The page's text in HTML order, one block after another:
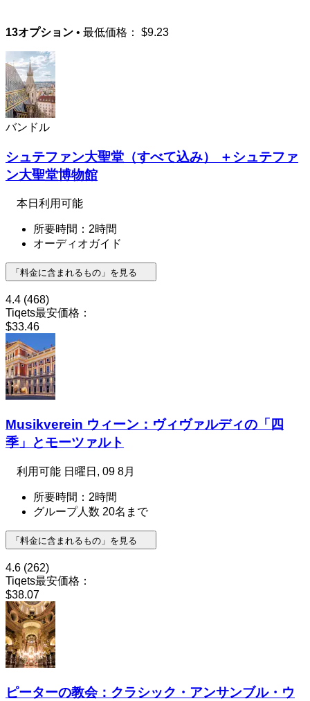
13オプション • 最低価格： $9.23
バンドル
シュテファン大聖堂（すべて込み） ＋シュテファ
ン大聖堂博物館
本日利用可能
所要時間：2時間
オーディオガイド
「料金に含まれるもの」を見る
4.4 (468)
Tiqets最安価格：
$33.46
Musikverein ウィーン：ヴィヴァルディの「四
季」とモーツァルト
利用可能 日曜日, 09 8月
所要時間：2時間
グループ人数 20名まで
「料金に含まれるもの」を見る
4.6 (262)
Tiqets最安価格：
$38.07
ピーターの教会：クラシック・アンサンブル・ウ